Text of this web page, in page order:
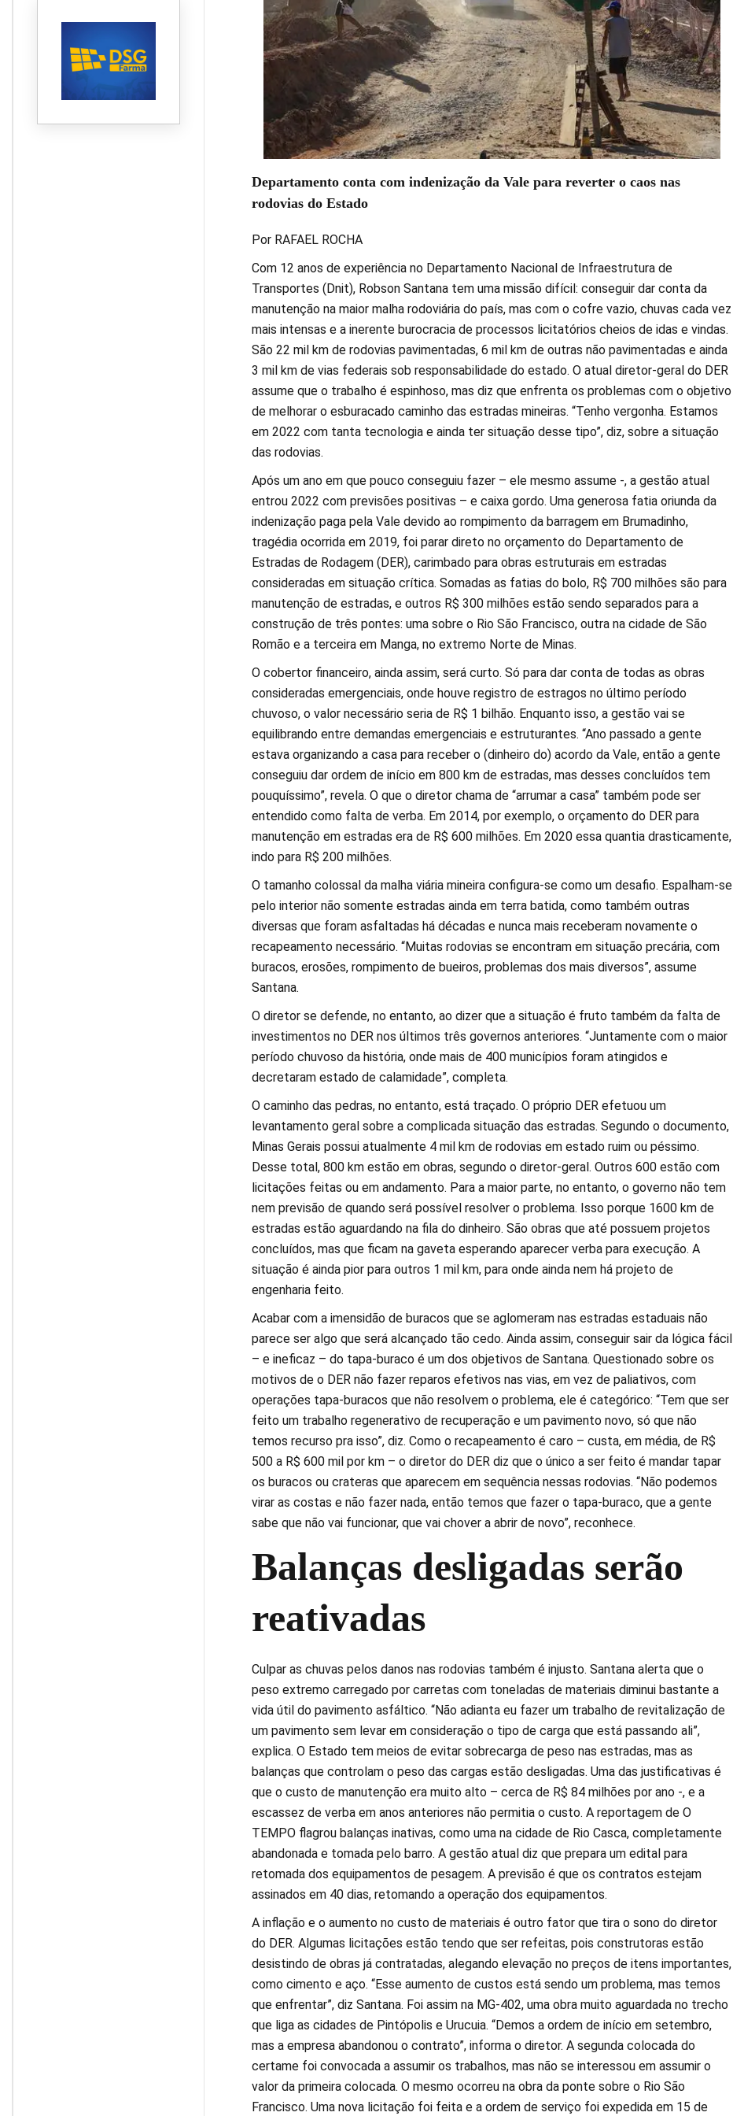
Departamento conta com indenização da Vale para reverter o caos nas
rodovias do Estado
Por RAFAEL ROCHA
Com 12 anos de experiência no Departamento Nacional de Infraestrutura de
Transportes (Dnit), Robson Santana tem uma missão difícil: conseguir dar conta da
manutenção na maior malha rodoviária do país, mas com o cofre vazio, chuvas cada vez
mais intensas e a inerente burocracia de processos licitatórios cheios de idas e vindas.
São 22 mil km de rodovias pavimentadas, 6 mil km de outras não pavimentadas e ainda
3 mil km de vias federais sob responsabilidade do estado. O atual diretor-geral do DER
assume que o trabalho é espinhoso, mas diz que enfrenta os problemas com o objetivo
de melhorar o esburacado caminho das estradas mineiras. “Tenho vergonha. Estamos
em 2022 com tanta tecnologia e ainda ter situação desse tipo”, diz, sobre a situação
das rodovias.
Após um ano em que pouco conseguiu fazer – ele mesmo assume -, a gestão atual
entrou 2022 com previsões positivas – e caixa gordo. Uma generosa fatia oriunda da
indenização paga pela Vale devido ao rompimento da barragem em Brumadinho,
tragédia ocorrida em 2019, foi parar direto no orçamento do Departamento de
Estradas de Rodagem (DER), carimbado para obras estruturais em estradas
consideradas em situação crítica. Somadas as fatias do bolo, R$ 700 milhões são para
manutenção de estradas, e outros R$ 300 milhões estão sendo separados para a
construção de três pontes: uma sobre o Rio São Francisco, outra na cidade de São
Romão e a terceira em Manga, no extremo Norte de Minas.
O cobertor financeiro, ainda assim, será curto. Só para dar conta de todas as obras
consideradas emergenciais, onde houve registro de estragos no último período
chuvoso, o valor necessário seria de R$ 1 bilhão. Enquanto isso, a gestão vai se
equilibrando entre demandas emergenciais e estruturantes. “Ano passado a gente
estava organizando a casa para receber o (dinheiro do) acordo da Vale, então a gente
conseguiu dar ordem de início em 800 km de estradas, mas desses concluídos tem
pouquíssimo”, revela. O que o diretor chama de “arrumar a casa” também pode ser
entendido como falta de verba. Em 2014, por exemplo, o orçamento do DER para
manutenção em estradas era de R$ 600 milhões. Em 2020 essa quantia drasticamente,
indo para R$ 200 milhões.
O tamanho colossal da malha viária mineira configura-se como um desafio. Espalham-se
pelo interior não somente estradas ainda em terra batida, como também outras
diversas que foram asfaltadas há décadas e nunca mais receberam novamente o
recapeamento necessário. “Muitas rodovias se encontram em situação precária, com
buracos, erosões, rompimento de bueiros, problemas dos mais diversos”, assume
Santana.
O diretor se defende, no entanto, ao dizer que a situação é fruto também da falta de
investimentos no DER nos últimos três governos anteriores. “Juntamente com o maior
período chuvoso da história, onde mais de 400 municípios foram atingidos e
decretaram estado de calamidade”, completa.
O caminho das pedras, no entanto, está traçado. O próprio DER efetuou um
levantamento geral sobre a complicada situação das estradas. Segundo o documento,
Minas Gerais possui atualmente 4 mil km de rodovias em estado ruim ou péssimo.
Desse total, 800 km estão em obras, segundo o diretor-geral. Outros 600 estão com
licitações feitas ou em andamento. Para a maior parte, no entanto, o governo não tem
nem previsão de quando será possível resolver o problema. Isso porque 1600 km de
estradas estão aguardando na fila do dinheiro. São obras que até possuem projetos
concluídos, mas que ficam na gaveta esperando aparecer verba para execução. A
situação é ainda pior para outros 1 mil km, para onde ainda nem há projeto de
engenharia feito.
Acabar com a imensidão de buracos que se aglomeram nas estradas estaduais não
parece ser algo que será alcançado tão cedo. Ainda assim, conseguir sair da lógica fácil
– e ineficaz – do tapa-buraco é um dos objetivos de Santana. Questionado sobre os
motivos de o DER não fazer reparos efetivos nas vias, em vez de paliativos, com
operações tapa-buracos que não resolvem o problema, ele é categórico: “Tem que ser
feito um trabalho regenerativo de recuperação e um pavimento novo, só que não
temos recurso pra isso”, diz. Como o recapeamento é caro – custa, em média, de R$
500 a R$ 600 mil por km – o diretor do DER diz que o único a ser feito é mandar tapar
os buracos ou crateras que aparecem em sequência nessas rodovias. “Não podemos
virar as costas e não fazer nada, então temos que fazer o tapa-buraco, que a gente
sabe que não vai funcionar, que vai chover a abrir de novo”, reconhece.
Balanças desligadas serão
reativadas
Culpar as chuvas pelos danos nas rodovias também é injusto. Santana alerta que o
peso extremo carregado por carretas com toneladas de materiais diminui bastante a
vida útil do pavimento asfáltico. “Não adianta eu fazer um trabalho de revitalização de
um pavimento sem levar em consideração o tipo de carga que está passando ali”,
explica. O Estado tem meios de evitar sobrecarga de peso nas estradas, mas as
balanças que controlam o peso das cargas estão desligadas. Uma das justificativas é
que o custo de manutenção era muito alto – cerca de R$ 84 milhões por ano -, e a
escassez de verba em anos anteriores não permitia o custo. A reportagem de O
TEMPO flagrou balanças inativas, como uma na cidade de Rio Casca, completamente
abandonada e tomada pelo barro. A gestão atual diz que prepara um edital para
retomada dos equipamentos de pesagem. A previsão é que os contratos estejam
assinados em 40 dias, retomando a operação dos equipamentos.
A inflação e o aumento no custo de materiais é outro fator que tira o sono do diretor
do DER. Algumas licitações estão tendo que ser refeitas, pois construtoras estão
desistindo de obras já contratadas, alegando elevação no preços de itens importantes,
como cimento e aço. “Esse aumento de custos está sendo um problema, mas temos
que enfrentar”, diz Santana. Foi assim na MG-402, uma obra muito aguardada no trecho
que liga as cidades de Pintópolis e Urucuia. “Demos a ordem de início em setembro,
mas a empresa abandonou o contrato”, informa o diretor. A segunda colocada do
certame foi convocada a assumir os trabalhos, mas não se interessou em assumir o
valor da primeira colocada. O mesmo ocorreu na obra da ponte sobre o Rio São
Francisco. Uma nova licitação foi feita e a ordem de serviço foi expedida em 15 de